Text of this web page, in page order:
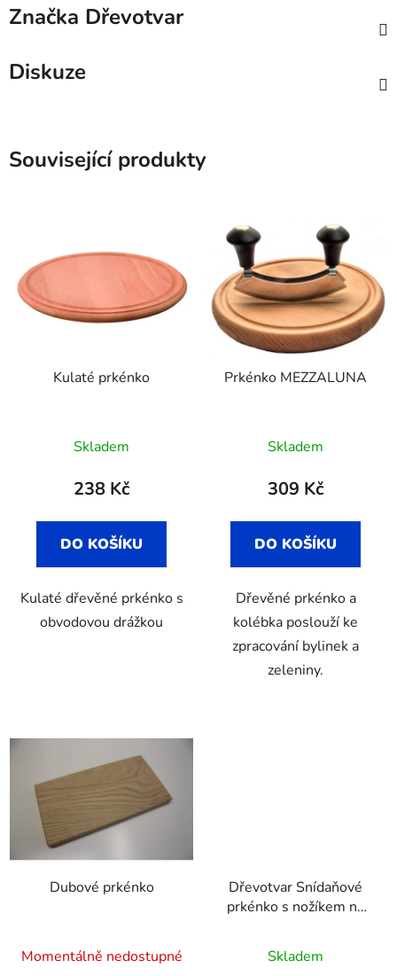
Značka Dřevotvar
Diskuze
Související produkty
Kulaté prkénko
Skladem
238 Kč
DO KOŠÍKU
Kulaté dřevěné prkénko s
obvodovou drážkou
Prkénko MEZZALUNA
Skladem
309 Kč
DO KOŠÍKU
Dřevěné prkénko a
kolébka poslouží ke
zpracování bylinek a
zeleniny.
Dubové prkénko
Momentálně nedostupné
Dřevotvar Snídaňové
prkénko s nožíkem na
Skladem